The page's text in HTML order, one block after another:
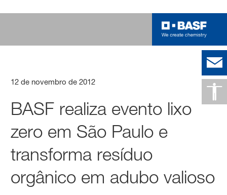
12 de novembro de 2012
BASF realiza evento lixo
zero em São Paulo e
transforma resíduo
orgânico em adubo valioso